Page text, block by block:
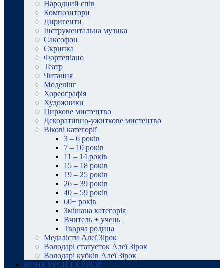
Народний спів
Композитори
Диригенти
Інструментальна музика
Саксофон
Скрипка
Фортепіано
Театр
Читання
Моделінг
Хореографія
Художники
Циркове мистецтво
Декоративно-ужиткове мистецтво
Вікові категорії
3 – 6 років
7 – 10 років
11 – 14 років
15 – 18 років
19 – 25 років
26 – 39 років
40 – 59 років
60+ років
Змішана категорія
Вчитель + учень
Творча родина
Медалісти Алеї Зірок
Володарі статуеток Алеї Зірок
Володарі кубків Алеї Зірок
КОНКУРСИ І КУРСИ